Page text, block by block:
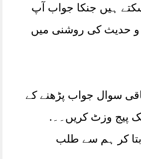
ہیں جنکا جواب آپ
حدیث کی روشنی میں
سوال جواب پڑھنے کے
پیج وزٹ کریں۔۔.
بتا کر ہم سے طلب